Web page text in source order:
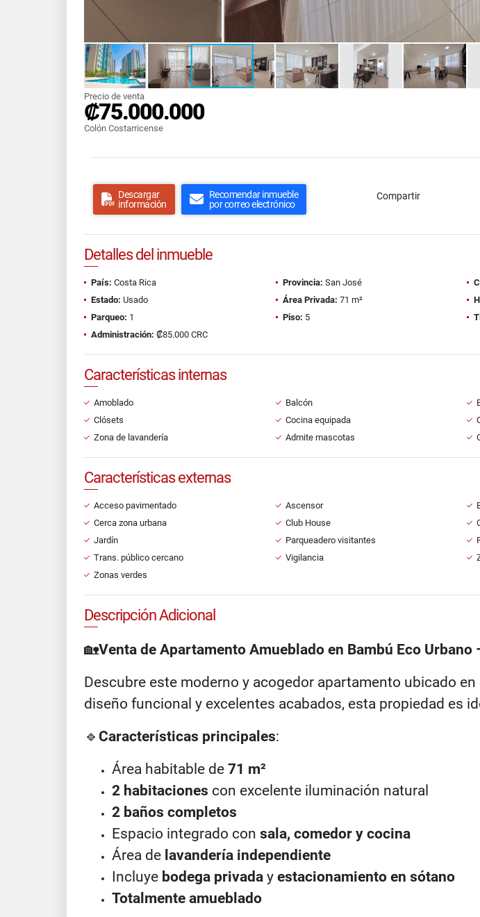
Precio de venta
₡75.000.000
Colón Costarricense
Descargar
información
Recomendar inmueble
por correo electrónico
Compartir
Detalles del inmueble
País: Costa Rica Provincia: San José
Estado: Usado Área Privada: 71 m²
Parqueo: 1 Piso: 5
Administración: ₡85.000 CRC
Características internas
Amoblado Balcón
Clósets
Cocina equipada
Zona de lavandería
Admite mascotas
Características externas
Acceso pavimentado Ascensor
Cerca zona urbana
Club House
Jardín
Parqueadero visitantes
Trans. público cercano
Vigilancia
Zonas verdes
Descripción Adicional
🏡Venta de Apartamento Amueblado en Bambú Eco
Descubre este moderno y acogedor apartamento ubicado
diseño funcional y excelentes acabados, esta propiedad es
🔹 Características principales:
Área habitable de 71 m²
2 habitaciones con excelente iluminación natural
2 baños completos
Espacio integrado con sala, comedor y cocina
Área de lavandería independiente
Incluye bodega privada y estacionamiento en sótano
Totalmente amueblado